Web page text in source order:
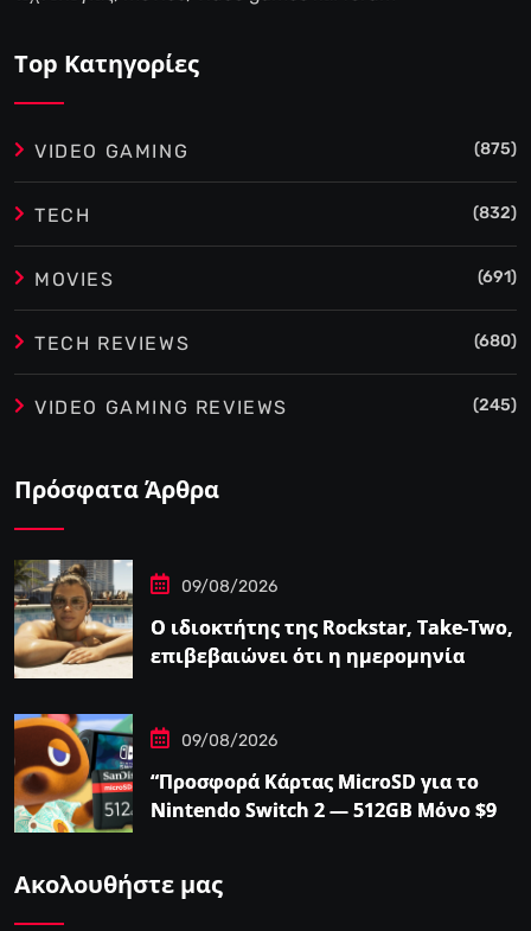
Top Κατηγορίες
VIDEO GAMING (875)
TECH (832)
MOVIES (691)
TECH REVIEWS (680)
VIDEO GAMING REVIEWS (245)
Πρόσφατα Άρθρα
09/08/2026
Ο ιδιοκτήτης της Rockstar, Take-Two,
επιβεβαιώνει ότι η ημερομηνία
09/08/2026
“Προσφορά Κάρτας MicroSD για το
Nintendo Switch 2 — 512GB Μόνο $98
Ακολουθήστε μας